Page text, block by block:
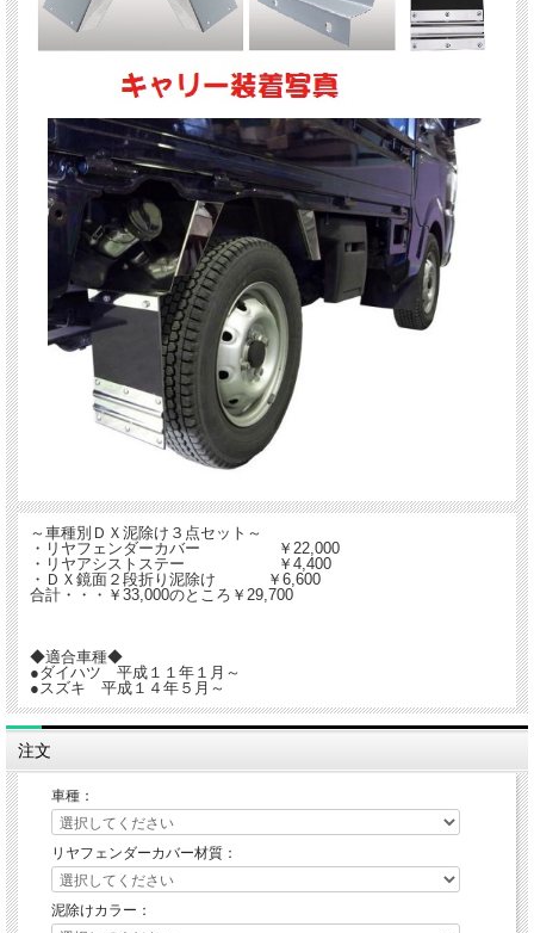
～車種別ＤＸ泥除け３点セット～
・リヤフェンダーカバー ￥22,000
・リヤアシストステー ￥4,400
・ＤＸ鏡面２段折り泥除け ￥6,600
合計・・・￥33,000のところ￥29,700
◆適合車種◆
●ダイハツ 平成１１年１月～
●スズキ 平成１４年５月～
注文
車種：
リヤフェンダーカバー材質：
泥除けカラー：